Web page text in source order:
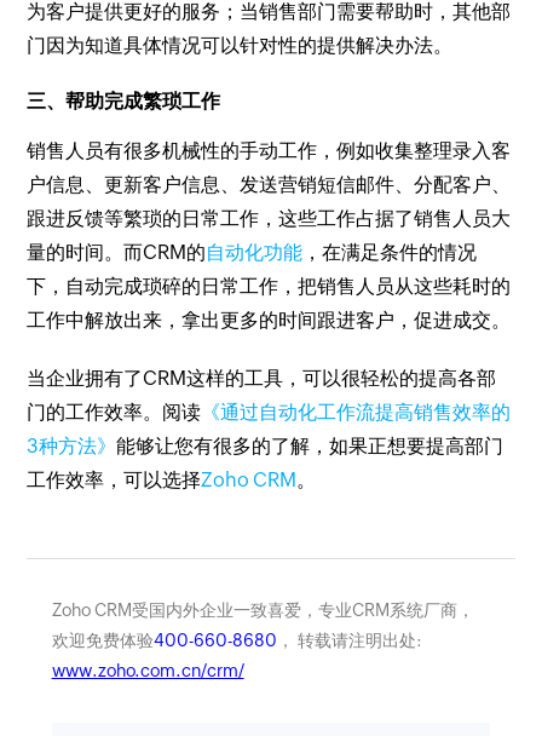
为客户提供更好的服务；当销售部门需要帮助时，其他部
门因为知道具体情况可以针对性的提供解决办法。
三、帮助完成繁琐工作
销售人员有很多机械性的手动工作，例如收集整理录入客
户信息、更新客户信息、发送营销短信邮件、分配客户、
跟进反馈等繁琐的日常工作，这些工作占据了销售人员大
量的时间。而CRM的自动化功能 ，在满足条件的情况
下，自动完成琐碎的日常工作，把销售人员从这些耗时的
工作中解放出来，拿出更多的时间跟进客户，促进成交。
当企业拥有了CRM这样的工具，可以很轻松的提高各部
门的工作效率。阅读 《通过自动化工作流提高销售效率的
3种方法》能够让您有很多的了解，如果正想要提高部门
工作效率，可以选择Zoho CRM。
Zoho CRM受国内外企业一致喜爱，专业CRM系统厂商，
欢迎免费体验400-660-8680 ， 转载请注明出处:
www.zoho.com.cn/crm/